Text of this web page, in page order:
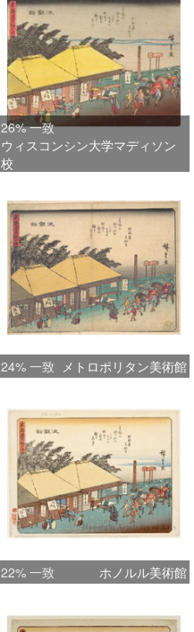
26% 一致
ウィスコンシン大学マディソン
校
24% 一致 メトロポリタン美術館
22% 一致 ホノルル美術館